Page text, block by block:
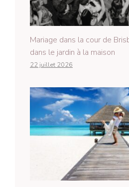
Mariage dans la cour de
dans le jardin à la maison
22 juillet 2026